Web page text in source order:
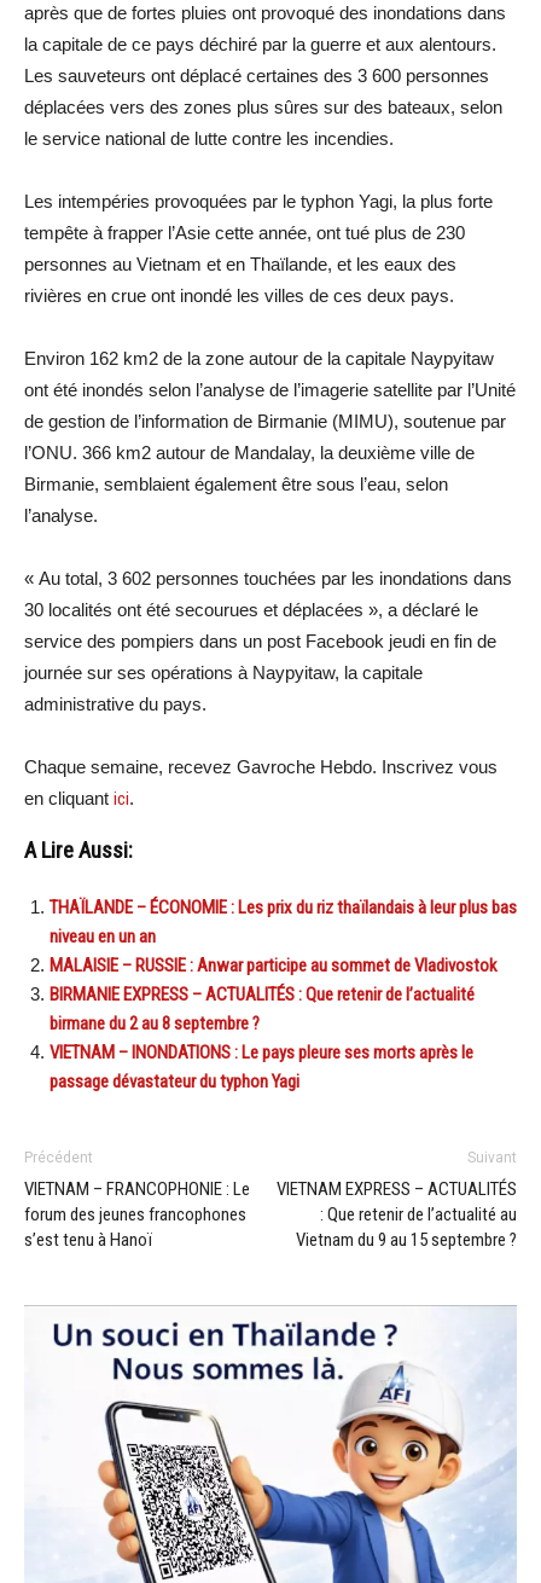
après que de fortes pluies ont provoqué des inondations dans
la capitale de ce pays déchiré par la guerre et aux alentours.
Les sauveteurs ont déplacé certaines des 3 600 personnes
déplacées vers des zones plus sûres sur des bateaux, selon
le service national de lutte contre les incendies.
Les intempéries provoquées par le typhon Yagi, la plus forte
tempête à frapper l’Asie cette année, ont tué plus de 230
personnes au Vietnam et en Thaïlande, et les eaux des
rivières en crue ont inondé les villes de ces deux pays.
Environ 162 km2 de la zone autour de la capitale Naypyitaw
ont été inondés selon l’analyse de l’imagerie satellite par l’Unité
de gestion de l’information de Birmanie (MIMU), soutenue par
l’ONU. 366 km2 autour de Mandalay, la deuxième ville de
Birmanie, semblaient également être sous l’eau, selon
l’analyse.
« Au total, 3 602 personnes touchées par les inondations dans
30 localités ont été secourues et déplacées », a déclaré le
service des pompiers dans un post Facebook jeudi en fin de
journée sur ses opérations à Naypyitaw, la capitale
administrative du pays.
Chaque semaine, recevez Gavroche Hebdo. Inscrivez vous
en cliquant ici.
A Lire Aussi:
THAÏLANDE – ÉCONOMIE : Les prix du riz thaïlandais à leur plus bas
niveau en un an
MALAISIE – RUSSIE : Anwar participe au sommet de Vladivostok
BIRMANIE EXPRESS – ACTUALITÉS : Que retenir de l’actualité
birmane du 2 au 8 septembre ?
VIETNAM – INONDATIONS : Le pays pleure ses morts après le
passage dévastateur du typhon Yagi
Précédent
VIETNAM – FRANCOPHONIE : Le
forum des jeunes francophones
s’est tenu à Hanoï
Suivant
VIETNAM EXPRESS – ACTUALITÉS
: Que retenir de l’actualité au
Vietnam du 9 au 15 septembre ?